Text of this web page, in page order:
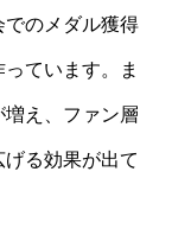
でのメダル獲得
ています。ま
え、ファン層
る効果が出て